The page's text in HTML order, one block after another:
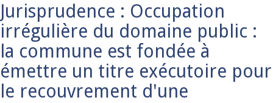
Jurisprudence : Occupation
irrégulière du domaine public :
la commune est fondée à
émettre un titre exécutoire pour
le recouvrement d'une